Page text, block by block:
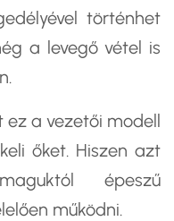
történhet
a levegő vétel is
a vezetői modell
őket. Hiszen azt
épeszű
működni.